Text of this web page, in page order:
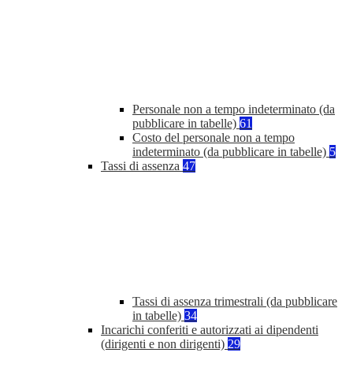
Personale non a tempo indeterminato (da
pubblicare in tabelle) 61
Costo del personale non a tempo
indeterminato (da pubblicare in tabelle) 5
Tassi di assenza 47
Tassi di assenza trimestrali (da pubblicare
in tabelle) 34
Incarichi conferiti e autorizzati ai dipendenti
(dirigenti e non dirigenti) 29